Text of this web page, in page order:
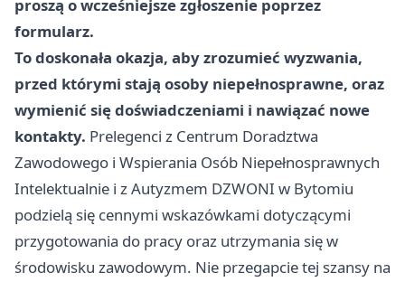
proszą o wcześniejsze zgłoszenie poprzez
formularz.
To doskonała okazja, aby zrozumieć wyzwania,
przed którymi stają osoby niepełnosprawne, oraz
wymienić się doświadczeniami i nawiązać nowe
kontakty. Prelegenci z Centrum Doradztwa
Zawodowego i Wspierania Osób Niepełnosprawnych
Intelektualnie i z Autyzmem DZWONI w Bytomiu
podzielą się cennymi wskazówkami dotyczącymi
przygotowania do pracy oraz utrzymania się w
środowisku zawodowym. Nie przegapcie tej szansy na